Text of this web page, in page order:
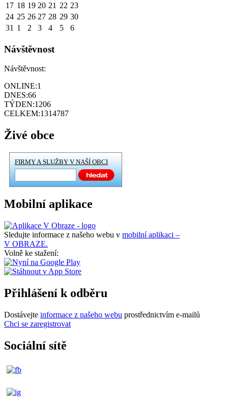
17 18 19 20 21 22 23
24 25 26 27 28 29 30
31 1 2 3 4 5 6
Návštěvnost
Návštěvnost:
ONLINE:1
DNES:66
TÝDEN:1206
CELKEM:1314787
Živé obce
FIRMY A SLUŽBY V NAŠÍ OBCI
Mobilní aplikace
Sledujte informace z našeho webu v mobilní aplikaci –
V OBRAZE.
Volně ke stažení:
Přihlášení k odběru
Dostávejte informace z našeho webu prostřednictvím e-mailů
Chci se zaregistrovat
Sociální sítě